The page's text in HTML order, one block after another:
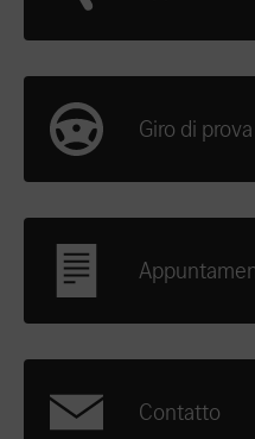
Giro di prova
Contatto